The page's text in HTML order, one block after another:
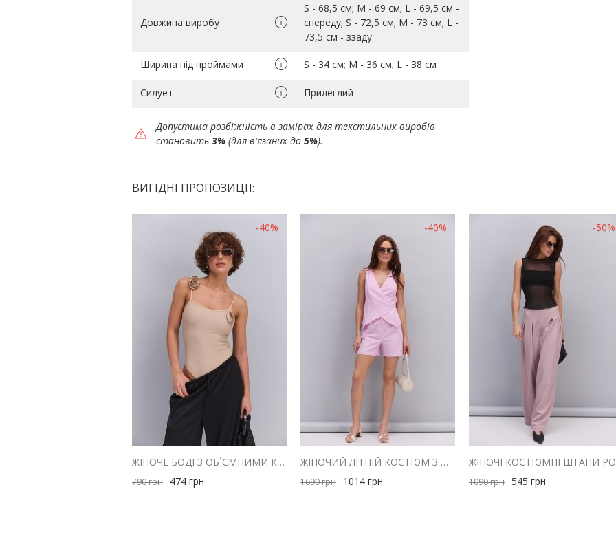
Довжина виробу
S - 68,5 см; M - 69 см; L - 69,5 см -
спереду; S - 72,5 см; M - 73 см; L -
73,5 см - ззаду
Ширина під проймами S - 34 см; M - 36 см; L - 38 см
Силует Прилеглий
Допустима розбіжність в замірах для текстильних виробів
становить 3% (для в'язаних до 5%).
ВИГІДНІ ПРОПОЗИЦІЇ:
-40%
ЖІНОЧЕ БОДІ З ОБ`ЄМНИМИ КВІТАМИ БЕЖЕВЕ
790грн 474 грн
-40%
ЖІНОЧИЙ ЛІТНІЙ КОСТЮМ З ШОРТАМИ І ЖИЛЕТОМ З ЛЬОНУ РОЖЕВИЙ
1690грн 1014 грн
-50%
1090грн 545 грн